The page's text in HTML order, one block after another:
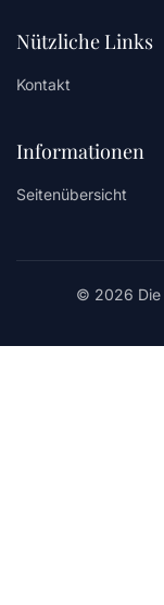
Nützliche Links
Kontakt
Informationen
Seitenübersicht
© 2026 Die